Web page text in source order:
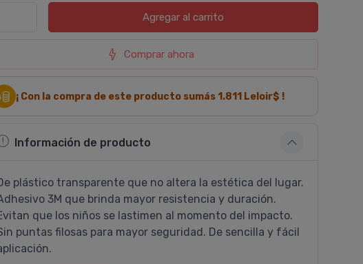
Agregaral carrito
Comprar ahora
¡ Con la compra de este producto sumás 1.811 Leloir$ !
Información de producto
plástico transparente que no altera la estética del lugar.
3M que brinda mayor resistencia y duración.
que los niños se lastimen al momento del impacto.
puntas filosas para mayor seguridad. De sencilla y fácil